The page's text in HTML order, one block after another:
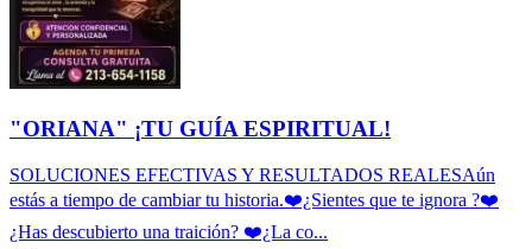
"ORIANA" ¡TU GUÍA ESPIRITUAL!
SOLUCIONES EFECTIVAS Y RESULTADOS REALESAún
estás a tiempo de cambiar tu historia.❤️¿Sientes que te ignora ?❤️
¿Has descubierto una traición? ❤️¿La co...